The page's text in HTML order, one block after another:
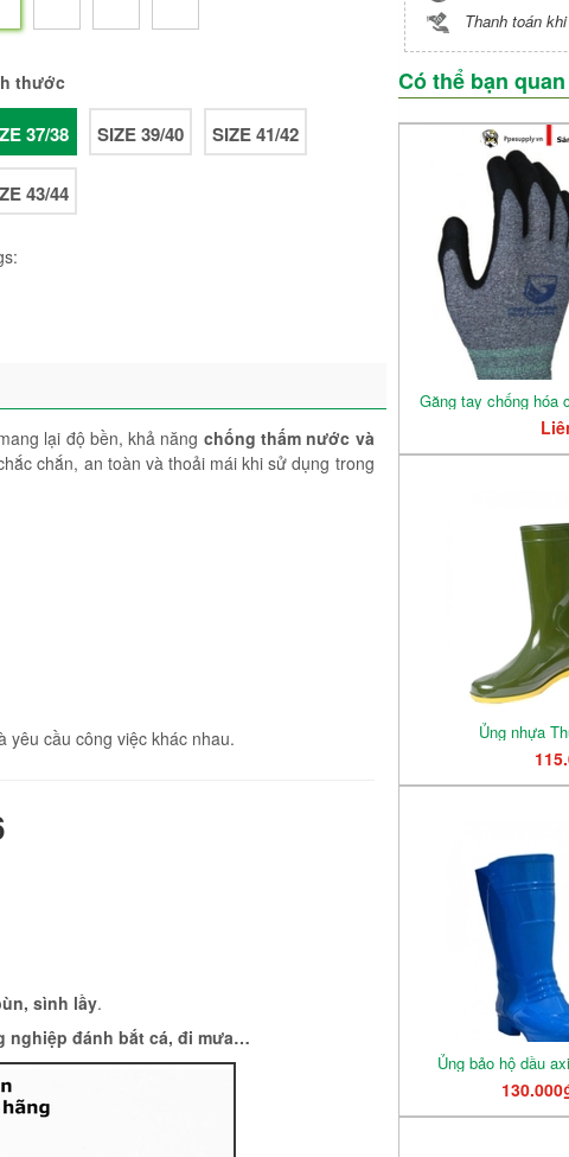
thước
37/38 SIZE 39/40 SIZE 41/42
43/44
lại độ bền, khả năng chống thấm nước và
chắn, an toàn và thoải mái khi sử dụng trong
yêu cầu công việc khác nhau.
sình lầy.
nghiệp đánh bắt cá, đi mưa…
Thanh toán
Có thể bạn
Găng tay chống hóa
Ủng nhựa
Ủng bảo hộ dầu